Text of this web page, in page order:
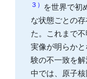
３）
を世界で初
な状態ごとの
た。これまで
実像が明らか
験の不一致を
中では、原子